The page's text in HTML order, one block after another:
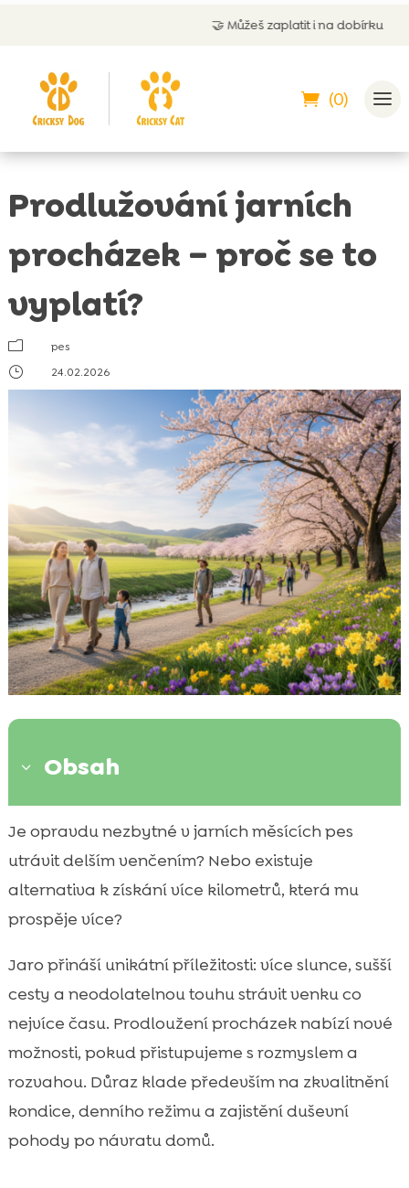
Můžeš zaplatit i na dobírku
(0)
Prodlužování jarních
procházek – proč se to
vyplatí?
m
pes
}
24.02.2026
3 Obsah
 Proč je jaro ideální čas na delší procházky
se psem
pes jaro delší procházka
Zdravotní benefity pro psa při

Mentalní pohoda: proč delší procházka
unaví psa „správně“
 Jak delší jarní procházky prospívají i nám
Bezpečné prodlužování trasy: tempo,
pauzy a hydratace
Jarní rizika na trase: klíšťata, alergie a
chemie v parcích
 Výbava na jarní procházky, která nám
Je opravdu nezbytné v jarních měsících pes
utrávit delším venčením? Nebo existuje
alternativa k získání více kilometrů, která mu
prospěje více?
Jaro přináší unikátní příležitosti: více slunce, sušší
cesty a neodolatelnou touhu strávit venku co
nejvíce času. Prodloužení procházek nabízí nové
možnosti, pokud přistupujeme s rozmyslem a
rozvahou. Důraz klade především na zkvalitnění
kondice, denního režimu a zajistění duševní
pohody po návratu domů.